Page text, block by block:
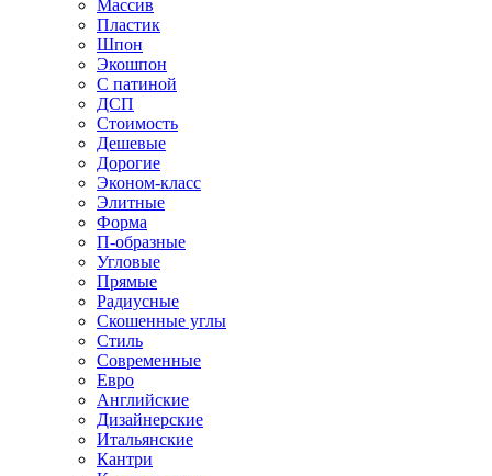
Массив
Пластик
Шпон
Экошпон
С патиной
ДСП
Стоимость
Дешевые
Дорогие
Эконом-класс
Элитные
Форма
П-образные
Угловые
Прямые
Радиусные
Скошенные углы
Стиль
Современные
Евро
Английские
Дизайнерские
Итальянские
Кантри